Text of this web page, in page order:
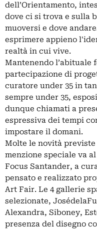
dell’Orientamento,
dove ci si trova e sulla
muoversi e dove
esprimere appieno
realtà in cui vive.
Mantenendo l’abituale
partecipazione di
curatore under 35 in
sempre under 35,
dunque chiamati a
espressiva dei tempi
impostare il domani.
Molte le novità
menzione speciale va
Focus Santander, a
pensato e realizzato
Art Fair. Le 4 gallerie
selezionate,
Alexandra, Siboney,
presenza del disegno